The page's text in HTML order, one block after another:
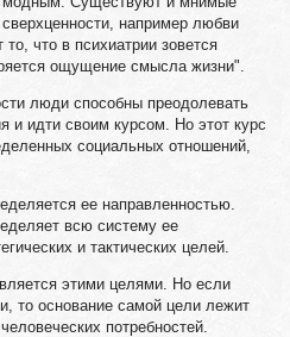
например любви
что в психиатрии зовется
ощущение смысла жизни".
люди способны преодолевать
и идти своим курсом. Но этот курс
социальных отношений,
ее направленностью.
всю систему ее
и тактических целей.
этими целями. Но если
то основание самой цели лежит
потребностей.